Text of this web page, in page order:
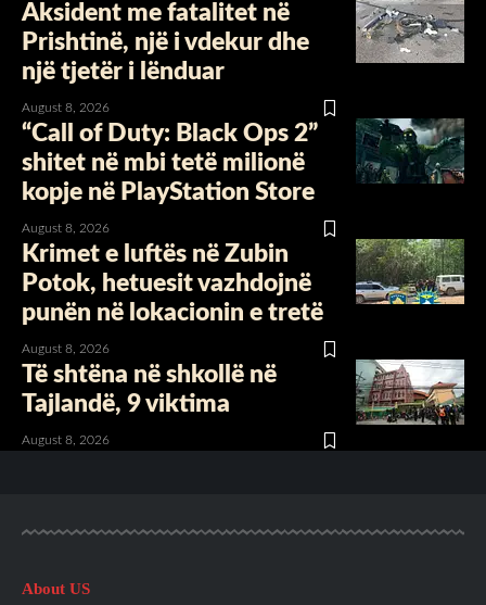
Aksident me fatalitet në
Prishtinë, një i vdekur dhe
një tjetër i lënduar
August 8, 2026
“Call of Duty: Black Ops 2”
shitet në mbi tetë milionë
kopje në PlayStation Store
August 8, 2026
Krimet e luftës në Zubin
Potok, hetuesit vazhdojnë
punën në lokacionin e tretë
August 8, 2026
Të shtëna në shkollë në
Tajlandë, 9 viktima
August 8, 2026
About US